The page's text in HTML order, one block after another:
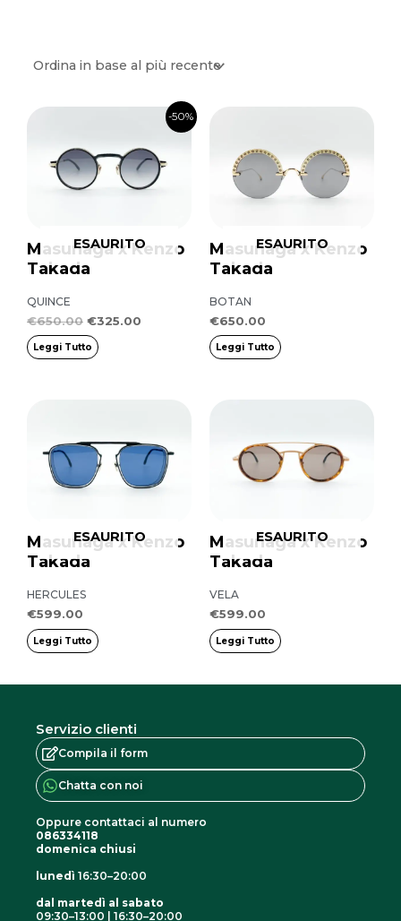
-50%
Masunaga x Kenzo
Takada
ESAURITO
QUINCE
€650.00
era:
€650.00.
€325.00
prezzo
è:
€325.00.
Leggi Tutto
Masunaga x Kenzo
Takada
ESAURITO
BOTAN
€650.00
Leggi Tutto
Masunaga x Kenzo
Takada
ESAURITO
HERCULES
€599.00
Leggi Tutto
Masunaga x Kenzo
Takada
ESAURITO
VELA
€599.00
Leggi Tutto
Servizio clienti
Compila il form
Chatta con noi
Oppure contattaci al numero
086334118
domenica chiusi
lunedì 16:30–20:00
dal martedì al sabato
09:30–13:00 | 16:30–20:00